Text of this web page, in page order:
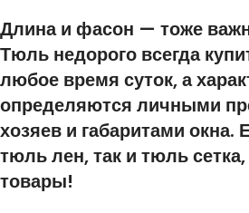
Длина и фасон — тоже
Тюль недорого всегда
любое время суток, а
определяются личными
хозяев и габаритами окна.
тюль лен, так и тюль
товары!